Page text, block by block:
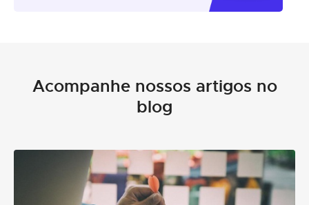
Acompanhe nossos artigos no
blog